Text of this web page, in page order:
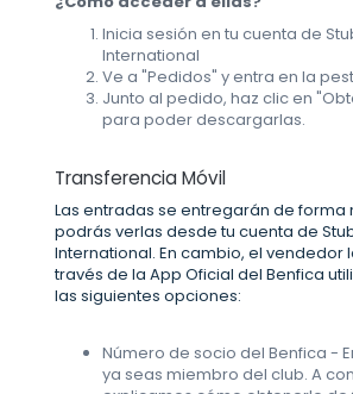
Inicia sesión en tu cuenta de
International
Ve a "Pedidos" y entra en la
Junto al pedido, haz clic en
para poder descargarlas.
Transferencia Móvil
Las entradas se entregarán de forma
podrás verlas desde tu cuenta de
International. En cambio, el vendedor
través de la App Oficial del Benfica
las siguientes opciones:
Número de socio del Benfica -
ya seas miembro del club. A